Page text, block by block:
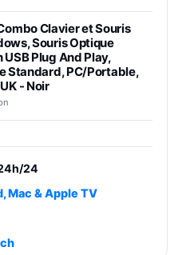
Clavier et Souris
Souris Optique
Plug And Play,
Standard, PC/Portable,
- Noir
3 vitesses (33-45-78
intégré et port USB
Galaxy S26 Ultra
Tiers)
24
Mac & Apple TV